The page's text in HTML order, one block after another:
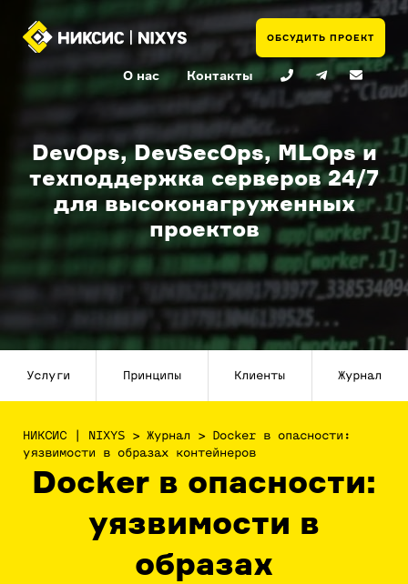
ОБСУДИТЬ ПРОЕКТ
О нас Контакты
DevOps, DevSecOps, MLOps и
техподдержка серверов 24/7
для высоконагруженных
проектов
Услуги Принципы Клиенты Журнал
НИКСИС | NIXYS > Журнал > Docker в опасности:
уязвимости в образах контейнеров
Docker в опасности:
уязвимости в
образах